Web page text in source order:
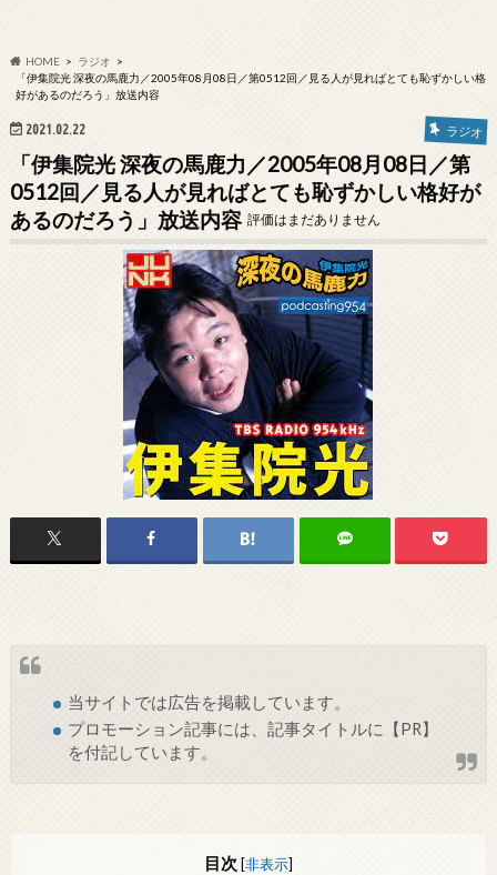
HOME
ラジオ
「伊集院光 深夜の馬鹿力／2005年08月08日／第0512回／見る人が見ればとても恥ずかしい格
好があるのだろう」放送内容
2021.02.22 ラジオ
「伊集院光 深夜の馬鹿力／2005年08月08日／第
0512回／見る人が見ればとても恥ずかしい格好が
あるのだろう」放送内容 評価はまだありません
当サイトでは広告を掲載しています。
プロモーション記事には、記事タイトルに【PR】
を付記しています。
目次 [非表示]